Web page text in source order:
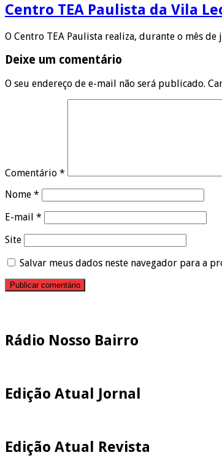
Centro TEA Paulista da Vila
O Centro TEA Paulista realiza, durante o mês
Deixe um comentário
O seu endereço de e-mail não será publicado.
Comentário *
Nome *
E-mail *
Site
Salvar meus dados neste navegador para a
Rádio Nosso Bairro
Edição Atual Jornal
Edição Atual Revista